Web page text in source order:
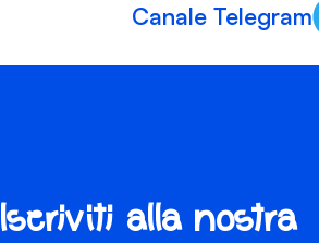
Canale Telegram
Iscriviti alla nostra